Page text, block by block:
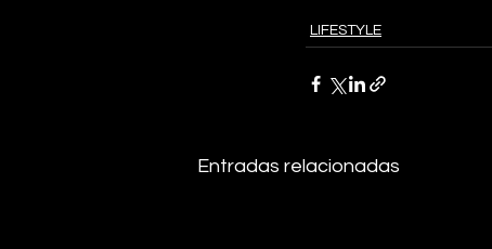
LIFESTYLE
Entradas relacionadas